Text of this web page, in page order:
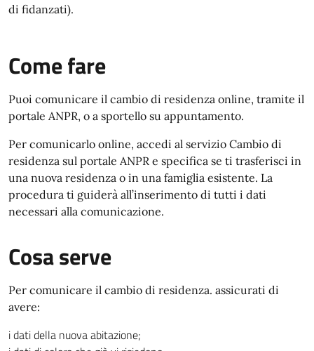
di fidanzati).
Come fare
Puoi comunicare il cambio di residenza online, tramite il
portale ANPR, o a sportello su appuntamento.
Per comunicarlo online, accedi al servizio Cambio di
residenza sul portale ANPR e specifica se ti trasferisci in
una nuova residenza o in una famiglia esistente. La
procedura ti guiderà all’inserimento di tutti i dati
necessari alla comunicazione.
Cosa serve
Per comunicare il cambio di residenza. assicurati di
avere:
i dati della nuova abitazione;